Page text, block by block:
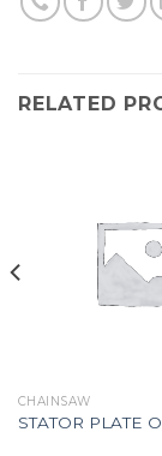
RELATED
CHAINSAW
STATOR PLATE